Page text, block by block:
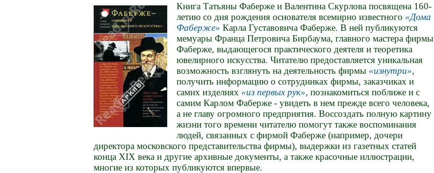
Книга Татьяны Фаберже и Валентина Скурлова посвящена 160-
летию со дня рождения основателя всемирно известного
Дома
Фаберже
Карла Густавовича Фаберже. В ней публикуются
мемуары Франца Петровича Бирбаума, главного мастера фирмы
Фаберже, выдающегося практического деятеля и теоретика
ювелирного искусства. Читателю предоставляется уникальная
возможность взглянуть на деятельность фирмы
изнутри ,
получить информацию о сотрудниках фирмы, заказчиках и
самих изделиях
из первых рук , познакомиться поближе и с
самим Карлом Фаберже - увидеть в нем прежде всего человека,
а не главу огромного предприятия. Воссоздать полную картину
жизни того времени читателю помогут также воспоминания
людей, связанных с фирмой Фаберже (например, дочери
директора московского представительства фирмы), выдержки из газетных статей
конца XIX века и другие архивные документы, а также красочные иллюстрации,
многие из которых публикуются впервые.